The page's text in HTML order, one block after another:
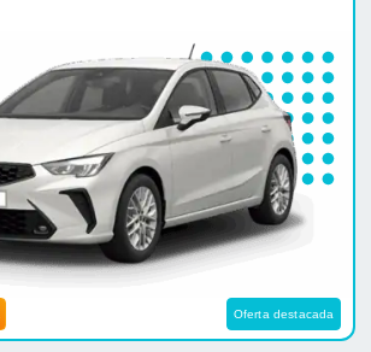
Oferta destacada